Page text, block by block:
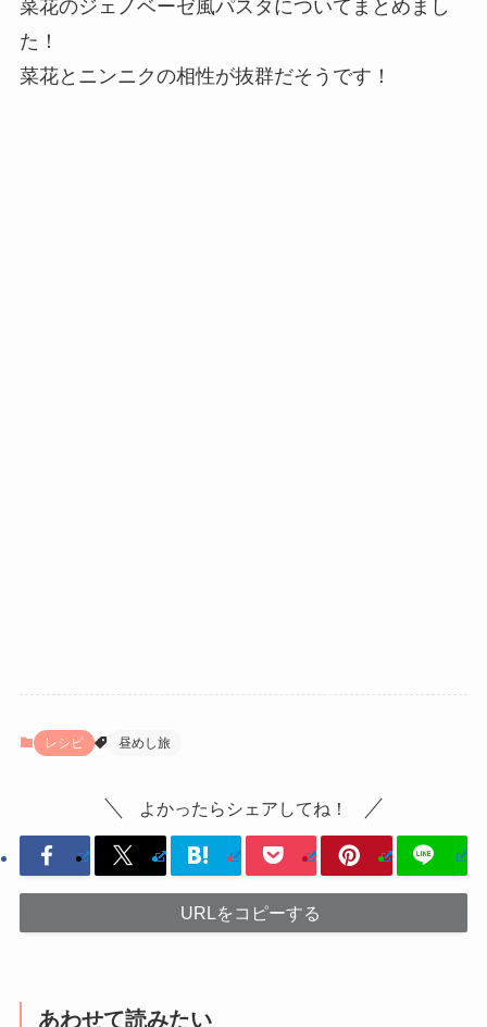
菜花のジェノベーゼ風パスタについてまとめまし
た！
菜花とニンニクの相性が抜群だそうです！
レシピ 昼めし旅
よかったらシェアしてね！
URLをコピーする
あわせて読みたい